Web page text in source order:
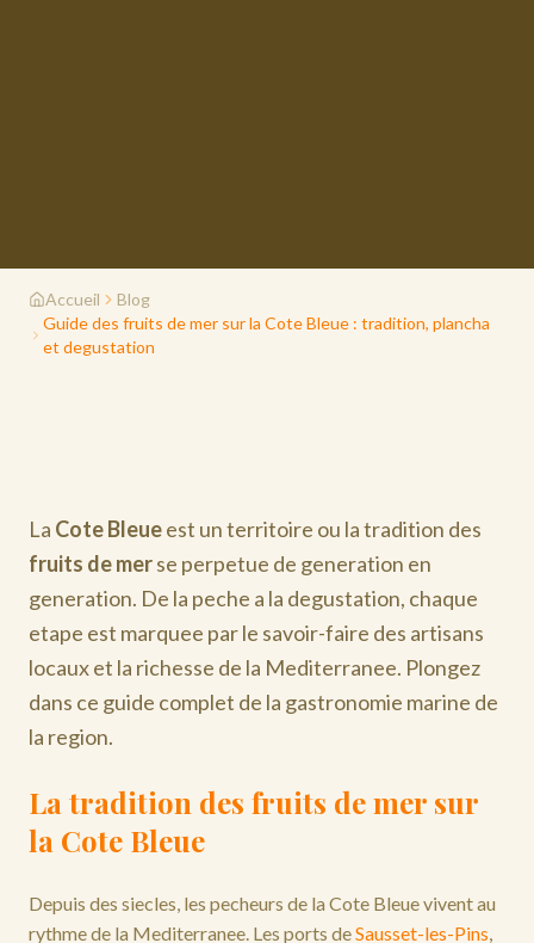
Accueil
Blog
Guide des fruits de mer sur la Cote Bleue : tradition, plancha
et degustation
La Cote Bleueest un territoire ou la tradition des
fruits de merse perpetue de generation en
generation. De la peche a la degustation, chaque
etape est marquee par le savoir-faire des artisans
locaux et la richesse de la Mediterranee. Plongez
dans ce guide complet de la gastronomie marine de
la region.
La tradition des fruits de mer sur
la Cote Bleue
Depuis des siecles, les pecheurs de la Cote Bleue vivent au
rythme de la Mediterranee. Les ports deSausset-les-Pins